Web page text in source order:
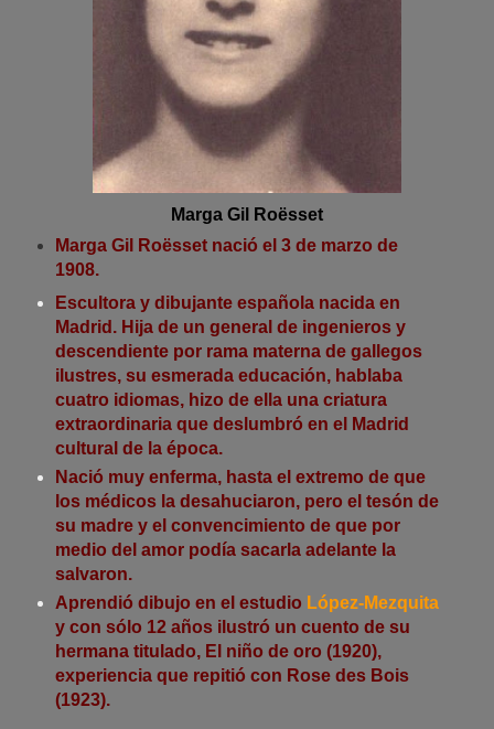
Marga Gil Roësset
Marga Gil Roësset nació el 3 de marzo de
1908.
Escultora y dibujante española nacida en
Madrid. Hija de un general de ingenieros y
descendiente por rama materna de gallegos
ilustres, su esmerada educación, hablaba
cuatro idiomas, hizo de ella una criatura
extraordinaria que deslumbró en el Madrid
cultural de la época.
Nació muy enferma, hasta el extremo de que
los médicos la desahuciaron, pero el tesón de
su madre y el convencimiento de que por
medio del amor podía sacarla adelante la
salvaron.
Aprendió dibujo en el estudio López-Mezquita
y con sólo 12 años ilustró un cuento de su
hermana titulado, El niño de oro (1920),
experiencia que repitió con Rose des Bois
(1923).